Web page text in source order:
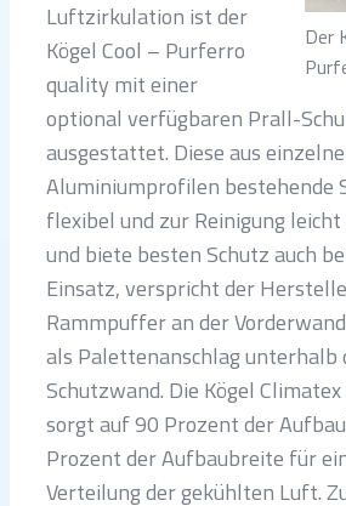
Der
Luftzirkulation ist der
Kögel Cool – Purferro
quality mit einer
optional verfügbaren Prall-
ausgestattet. Diese aus
Aluminiumprofilen bestehende
flexibel und zur Reinigung
und biete besten Schutz auch
Einsatz, verspricht der
Rammpuffer an der
als Palettenanschlag unterhalb
Schutzwand. Die Kögel
sorgt auf 90 Prozent der
Prozent der Aufbaubreite für
Verteilung der gekühlten Luft.